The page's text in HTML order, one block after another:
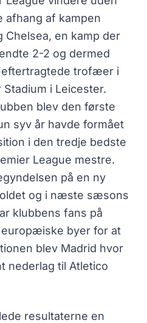
afhang af kampen
Chelsea, en kamp der
2-2 og dermed
trofæer i
i Leicester.
blev den første
syv år havde formået
i den tredje bedste
League mestre.
på en ny
og i næste sæsons
klubbens fans på
byer for at
blev Madrid hvor
nederlag til Atletico
resultaterne en